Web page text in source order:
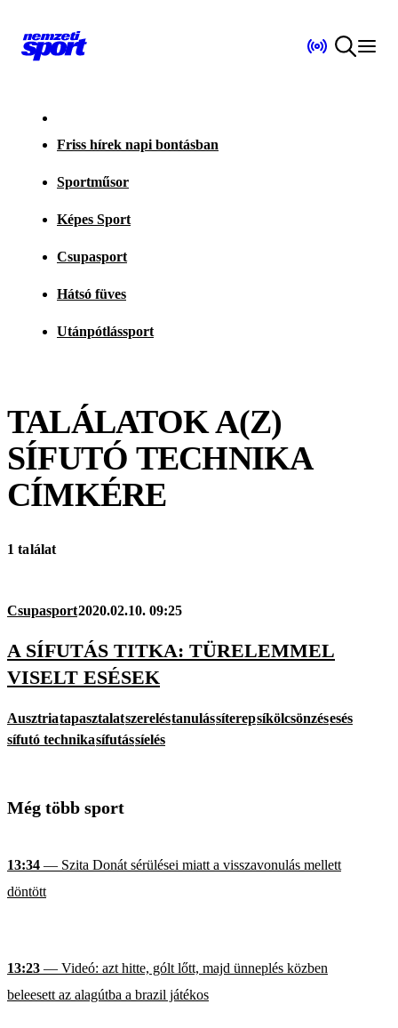
Friss hírek napi bontásban
Sportműsor
Képes Sport
Csupasport
Hátsó füves
Utánpótlássport
TALÁLATOK A(Z)
SÍFUTÓ TECHNIKA
CÍMKÉRE
1 találat
Csupasport2020.02.10. 09:25
A SÍFUTÁS TITKA: TÜRELEMMEL
VISELT ESÉSEK
Ausztriatapasztalatszereléstanulássíterepsíkölcsönzésesés
sífutó technikasífutássíelés
Még több sport
13:34 — Szita Donát sérülései miatt a visszavonulás mellett
döntött
13:23 — Videó: azt hitte, gólt lőtt, majd ünneplés közben
beleesett az alagútba a brazil játékos